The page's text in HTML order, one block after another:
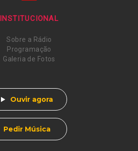
INSTITUCIONAL
Sobre a Rádio
Programação
Galeria de Fotos
Ouvir agora
Pedir Música